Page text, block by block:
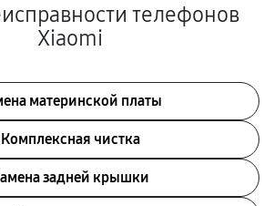
телефонов
Xiaomi
материнской платы
Комплексная чистка
задней крышки